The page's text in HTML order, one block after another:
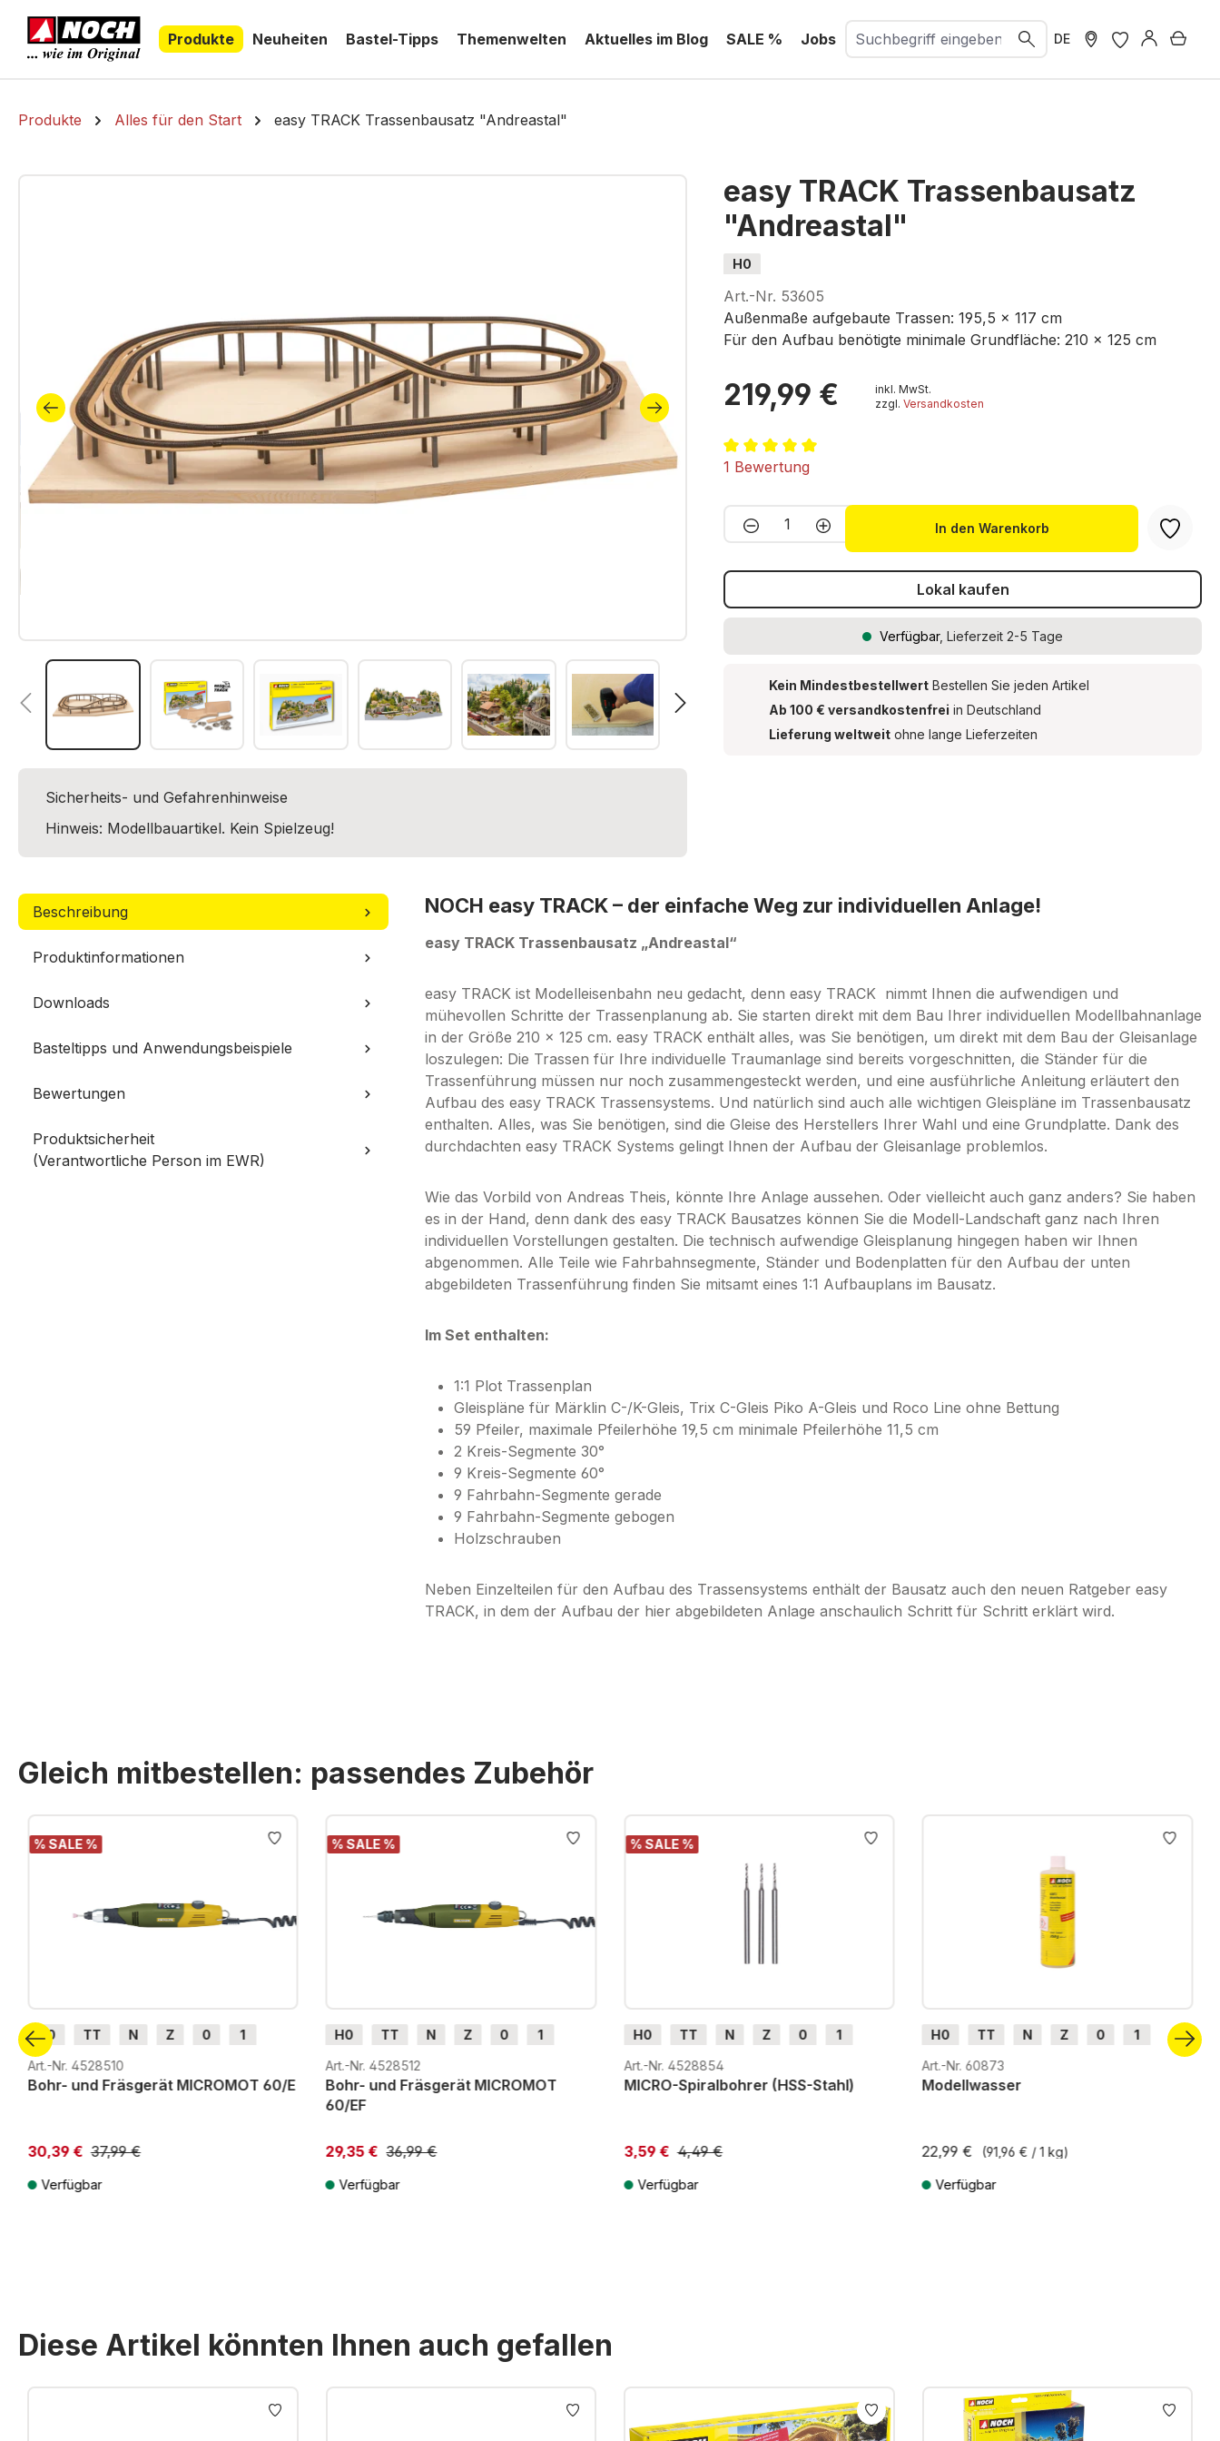
Zur Hauptnavigation springen
Produkte
Neuheiten Bastel-Tipps Themenwelten Aktuelles im Blog SALE % Jobs DE
Produkte Alles für den Start easy TRACK Trassenbausatz "Andreastal"
Bildergalerie überspringen
easy TRACK Trassenbausatz
"Andreastal"
H0
Art.-Nr. 53605
Außenmaße aufgebaute Trassen: 195,5 x 117 cm
Für den Aufbau benötigte minimale Grundfläche: 210 x 125 cm
219,99 €
inkl. MwSt.
zzgl.Versandkosten
Durchschnittliche Bewertung von 5 von 5 Sternen
1 Bewertung
Produkt Anzahl: Gib den gewünschten Wert
In den Warenkorb
Lokal kaufen
Verfügbar, Lieferzeit 2-5 Tage
Kein Mindestbestellwert Bestellen Sie jeden Artikel
Ab 100 € versandkostenfrei in Deutschland
Lieferung weltweit ohne lange Lieferzeiten
Sicherheits- und Gefahrenhinweise
Hinweis: Modellbauartikel. Kein Spielzeug!
Beschreibung
Produktinformationen
Downloads
Basteltipps und Anwendungsbeispiele
Bewertungen
Produktsicherheit
(Verantwortliche Person im EWR)
NOCH easy TRACK – der einfache Weg zur individuellen Anlage!
easy TRACK Trassenbausatz „Andreastal“
easy TRACK ist Modelleisenbahn neu gedacht, denn easy TRACK nimmt Ihnen die aufwendigen und
mühevollen Schritte der Trassenplanung ab. Sie starten direkt mit dem Bau Ihrer individuellen Modellbahnanlage
in der Größe 210 x 125 cm. easy TRACK enthält alles, was Sie benötigen, um direkt mit dem Bau der Gleisanlage
loszulegen: Die Trassen für Ihre individuelle Traumanlage sind bereits vorgeschnitten, die Ständer für die
Trassenführung müssen nur noch zusammengesteckt werden, und eine ausführliche Anleitung erläutert den
Aufbau des easy TRACK Trassensystems. Und natürlich sind auch alle wichtigen Gleispläne im Trassenbausatz
enthalten. Alles, was Sie benötigen, sind die Gleise des Herstellers Ihrer Wahl und eine Grundplatte. Dank des
durchdachten easy TRACK Systems gelingt Ihnen der Aufbau der Gleisanlage problemlos.
Wie das Vorbild von Andreas Theis, könnte Ihre Anlage aussehen. Oder vielleicht auch ganz anders? Sie haben
es in der Hand, denn dank des easy TRACK Bausatzes können Sie die Modell-Landschaft ganz nach Ihren
individuellen Vorstellungen gestalten. Die technisch aufwendige Gleisplanung hingegen haben wir Ihnen
abgenommen. Alle Teile wie Fahrbahnsegmente, Ständer und Bodenplatten für den Aufbau der unten
abgebildeten Trassenführung finden Sie mitsamt eines 1:1 Aufbauplans im Bausatz.
Im Set enthalten:
1:1 Plot Trassenplan
Gleispläne für Märklin C-/K-Gleis, Trix C-Gleis Piko A-Gleis und Roco Line ohne Bettung
59 Pfeiler, maximale Pfeilerhöhe 19,5 cm minimale Pfeilerhöhe 11,5 cm
2 Kreis-Segmente 30°
9 Kreis-Segmente 60°
9 Fahrbahn-Segmente gerade
9 Fahrbahn-Segmente gebogen
Holzschrauben
Neben Einzelteilen für den Aufbau des Trassensystems enthält der Bausatz auch den neuen Ratgeber easy
TRACK, in dem der Aufbau der hier abgebildeten Anlage anschaulich Schritt für Schritt erklärt wird.
Gleich mitbestellen: passendes Zubehör
Produktgalerie überspringen
% SALE %
H0 TT N Z 0
1
G
H0m
Art.-Nr. 4528510
Bohr- und Fräsgerät MICROMOT 60/E
30,39 € 37,99 €
Verfügbar
% SALE %
H0 TT N Z 0
1
G
H0m
Art.-Nr. 4528512
Bohr- und Fräsgerät MICROMOT
60/EF
29,35 € 36,99 €
Verfügbar
% SALE %
H0 TT N Z 0
1
G
H0m
Art.-Nr. 4528854
MICRO-Spiralbohrer (HSS-Stahl)
3,59 € 4,49 €
Verfügbar
H0 TT N Z 0
1
G
H0m
Art.-Nr. 60873
Modellwasser
22,99 € (91,96 € / 1 kg)
Verfügbar
Diese Artikel könnten Ihnen auch gefallen
Produktgalerie überspringen